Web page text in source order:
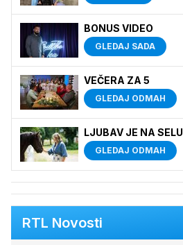
BONUS VIDEO
GLEDAJ SADA
VEČERA ZA 5
GLEDAJ ODMAH
LJUBAV JE NA SELU
GLEDAJ ODMAH
RTL Novosti